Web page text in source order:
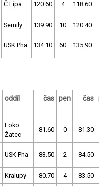
Č.Lípa 120.60 4 118.60
Semily 139.90 10 120.40
USK Pha 134.10 60 135.90
oddíl čas pen čas
Loko
Žatec
81.60 0 81.30
USK Pha 83.50 2 84.50
Kralupy 80.70 4 83.50